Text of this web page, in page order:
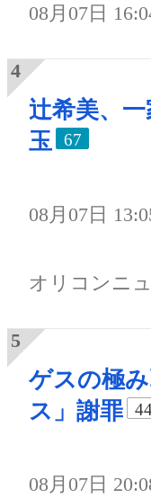
08月07日
辻希美、
玉
67
08月07日
オリコンニ
ゲスの極
ス」謝罪
08月07日